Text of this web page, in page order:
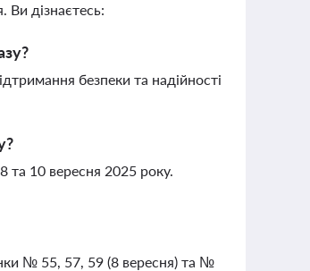
Ви дізнаєтесь:
безпеки та надійності
та 10 вересня 2025 року.
№ 55, 57, 59 (8 вересня) та №